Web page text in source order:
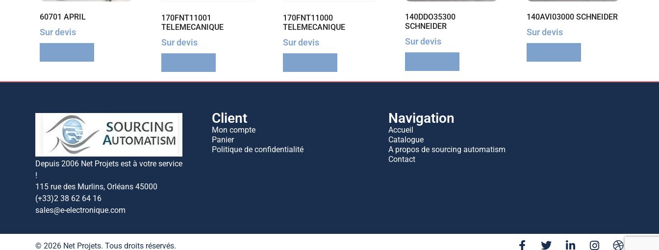
60701 APRIL
Sur devis
170FNT11001
TELEMECANIQUE
Sur devis
170FNT11000
TELEMECANIQUE
Sur devis
140DDO35300
SCHNEIDER
Sur devis
140AVI03000 SCHNEIDER
Sur devis
Depuis 2006 Net Projets est à votre service
!
115 rue des Murlins, Orléans 45000
(+33)2 38 62 64 16
sales@e-electronique.com
Client
Mon compte
Panier
Politique de confidentialité
Navigation
Accueil
Catalogue
A propos de sourcing automatism
Contact
© 2026 Net Projets. Tous droits réservés.